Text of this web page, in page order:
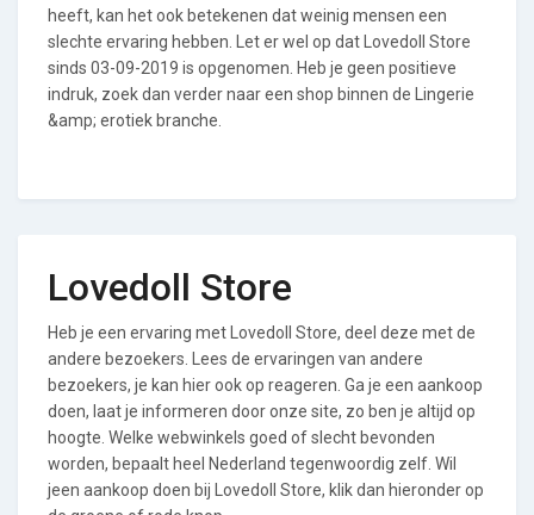
heeft, kan het ook betekenen dat weinig mensen een
slechte ervaring hebben. Let er wel op dat Lovedoll Store
sinds 03-09-2019 is opgenomen. Heb je geen positieve
indruk, zoek dan verder naar een shop binnen de Lingerie
&amp; erotiek branche.
Lovedoll Store
Heb je een ervaring met Lovedoll Store, deel deze met de
andere bezoekers. Lees de ervaringen van andere
bezoekers, je kan hier ook op reageren. Ga je een aankoop
doen, laat je informeren door onze site, zo ben je altijd op
hoogte. Welke webwinkels goed of slecht bevonden
worden, bepaalt heel Nederland tegenwoordig zelf. Wil
jeen aankoop doen bij Lovedoll Store, klik dan hieronder op